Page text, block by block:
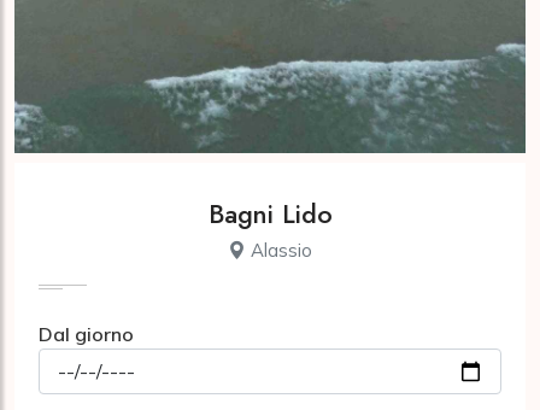
Bagni Lido
Alassio
Dal giorno